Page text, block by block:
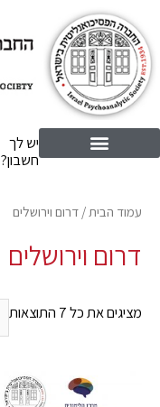
יש לך
חשבון?
עמוד הבית / דרום וירושלים
דרום וירושלים
מציגים את כל ⁦7⁩ התוצאות